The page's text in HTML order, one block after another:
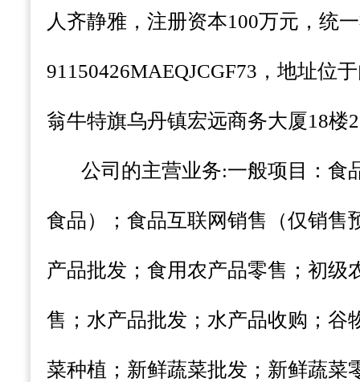
人齐静雅，注册资本100万元，统
91150426MAEQJCGF73，地址位
翁牛特旗乌丹镇宏远商务大厦18楼
公司的主营业务:一般项目：食
食品）；食品互联网销售（仅销售
产品批发；食用农产品零售；初级
售；水产品批发；水产品收购；谷
菜种植；新鲜蔬菜批发；新鲜蔬菜